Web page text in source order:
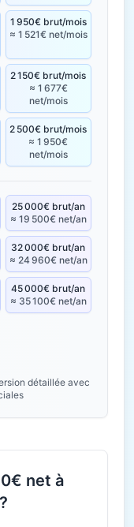
1 950€ brut/mois
≈ 1 521€ net/mois
2 150€ brut/mois
≈ 1 677€
net/mois
2 500€ brut/mois
≈ 1 950€
net/mois
25 000€ brut/an
≈ 19 500€ net/an
32 000€ brut/an
≈ 24 960€ net/an
45 000€ brut/an
≈ 35 100€ net/an
détaillée avec
net à